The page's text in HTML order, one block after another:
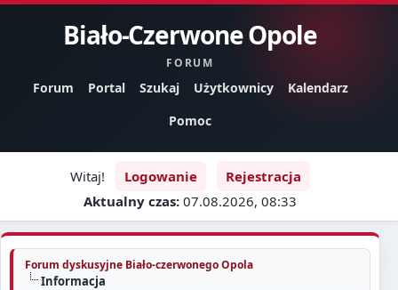
Biało-Czerwone Opole
FORUM
Forum Portal Szukaj Użytkownicy
Kalendarz
Pomoc
Witaj! Logowanie
Rejestracja
Aktualny czas: 07.08.2026, 08:33
Forum dyskusyjne Biało-czerwonego Opola
Informacja